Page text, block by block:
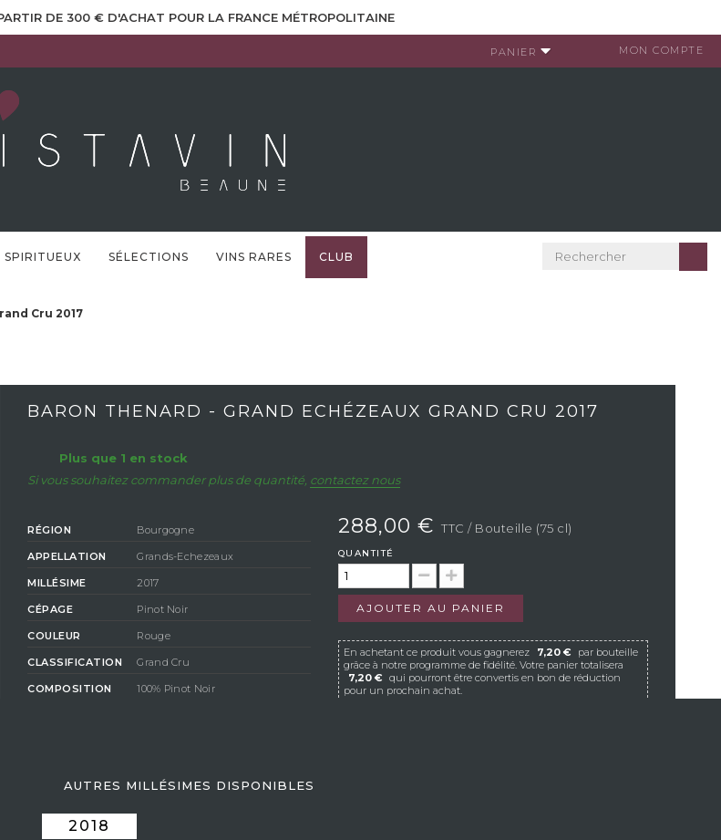
DE 300 € D'ACHAT POUR LA FRANCE MÉTROPOLITAINE
MON COMPTE
PANIER
SPIRITUEUX SÉLECTIONS VINS RARES CLUB
Cru 2017
BARON THENARD - GRAND ECHÉZEAUX GRAND CRU 2017
Plus que 1 en stock
Si vous souhaitez commander plus de quantité, contactez nous
RÉGION Bourgogne
APPELLATION Grands-Echezeaux
MILLÉSIME 2017
CÉPAGE Pinot Noir
COULEUR Rouge
CLASSIFICATION Grand Cru
COMPOSITION 100% Pinot Noir
288,00 € TTC / Bouteille (75 cl)
QUANTITÉ
AJOUTER AU PANIER
En achetant ce produit vous gagnerez 7,20 €
par bouteille
grâce à notre programme de fidélité. Votre panier totalisera
7,20 € qui pourront être convertis en bon de réduction
pour un prochain achat.
AUTRES MILLÉSIMES DISPONIBLES
2018